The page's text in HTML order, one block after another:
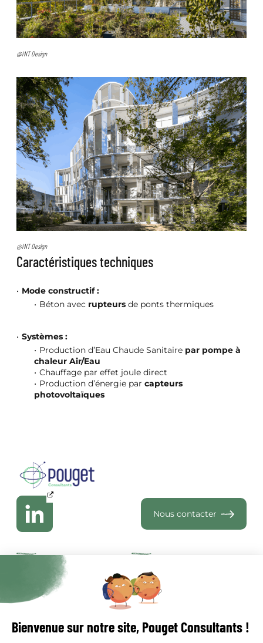
@INT Design
@INT Design
Caractéristiques techniques
Mode constructif :
Béton avec rupteurs de ponts thermiques
Systèmes :
Production d’Eau Chaude Sanitaire par pompe à
chaleur Air/Eau
Chauffage par effet joule direct
Production d’énergie par capteurs
photovoltaïques
Nous contacter
Qui sommes-nous
Réalisations
Nous rejoindre
Je suis copropriétaire
Je suis syndic
Métiers